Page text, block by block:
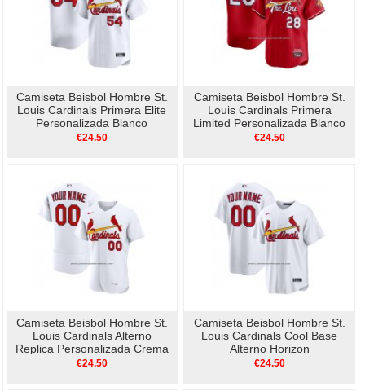
Camiseta Beisbol Hombre St.
Louis Cardinals Primera Elite
Personalizada Blanco
€24.50
Camiseta Beisbol Hombre St.
Louis Cardinals Primera
Limited Personalizada Blanco
€24.50
Camiseta Beisbol Hombre St.
Louis Cardinals Alterno
Replica Personalizada Crema
€24.50
Camiseta Beisbol Hombre St.
Louis Cardinals Cool Base
Alterno Horizon
Personalizada 2019 Azul
€24.50